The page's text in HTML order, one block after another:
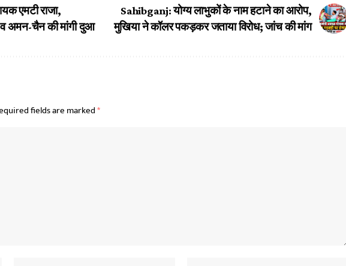
एमटी राजा,
व अमन-चैन की मांगी दुआ
Sahibganj: योग्य लाभुकों के नाम हटाने का आरोप,
मुखिया ने कॉलर पकड़कर जताया विरोध; जांच की मांग
fields are marked*